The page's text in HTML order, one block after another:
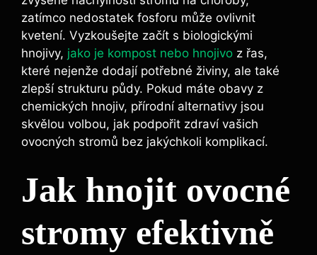
‌zatímco nedostatek fosforu může ovlivnit
kvetení. Vyzkoušejte⁢ začít s ⁣biologickými
hnojivy, ​ jako je kompost nebo hnojivo ​ z​ řas,
‌které nejenže dodají ⁣potřebné živiny,​ ale také
zlepší strukturu půdy. Pokud máte obavy‌ z
chemických hnojiv, přírodní alternativy⁣ jsou
skvělou volbou, jak podpořit ⁤zdraví vašich
ovocných stromů ‍bez ⁢jakýchkoli ​komplikací.
Jak hnojit ovocné
stromy‍ efektivně